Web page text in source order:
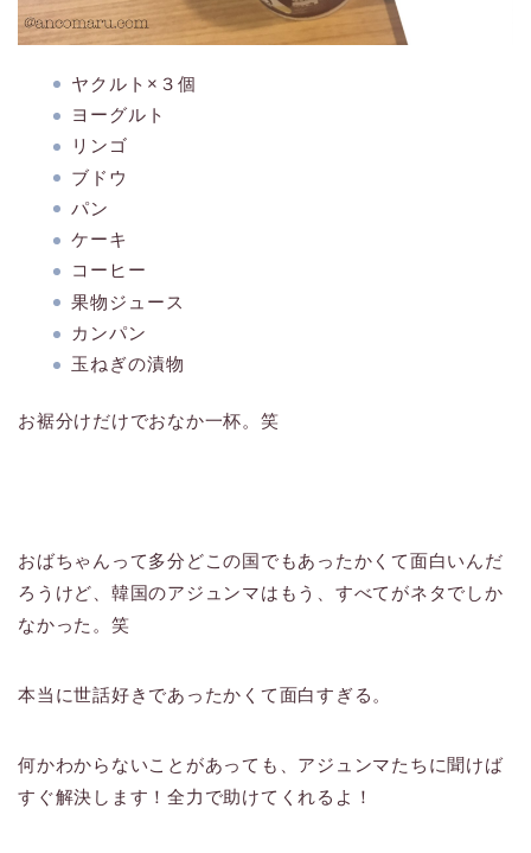
ヤクルト×３個
ヨーグルト
リンゴ
ブドウ
パン
ケーキ
コーヒー
果物ジュース
カンパン
玉ねぎの漬物
お裾分けだけでおなか一杯。笑
おばちゃんって多分どこの国でもあったかくて面白いんだ
ろうけど、韓国のアジュンマはもう、すべてがネタでしか
なかった。笑
本当に世話好きであったかくて面白すぎる。
何かわからないことがあっても、アジュンマたちに聞けば
すぐ解決します！全力で助けてくれるよ！